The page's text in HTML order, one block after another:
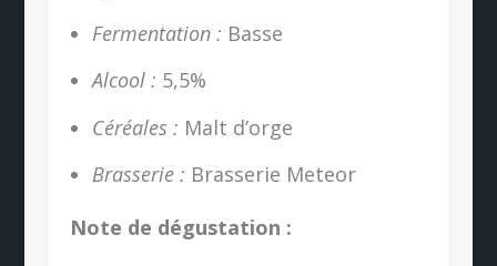
Fermentation : Basse
Alcool : 5,5%
Céréales : Malt d’orge
Brasserie : Brasserie Meteor
Note de dégustation :